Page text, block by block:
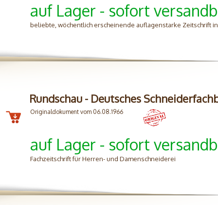
auf Lager - sofort
beliebte, wöchentlich erscheinende auflagenstarke Zeitschrift
Rundschau - Deutsches
Originaldokument vom 06.08.1966
auf Lager - sofort
Fachzeitschrift für Herren- und Damenschneiderei